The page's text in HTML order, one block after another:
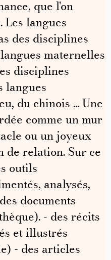
que l'on
Les langues
des disciplines
maternelles
disciplines
langues
du chinois ... Une
comme un mur
ou un joyeux
de relation. Sur ce
outils
analysés,
documents
- des récits
et illustrés
- des articles